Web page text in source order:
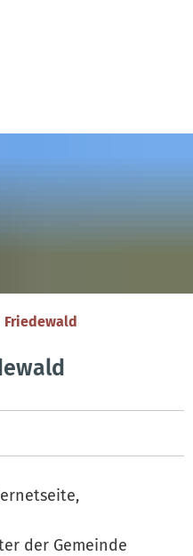
Friedewald
der Gemeinde